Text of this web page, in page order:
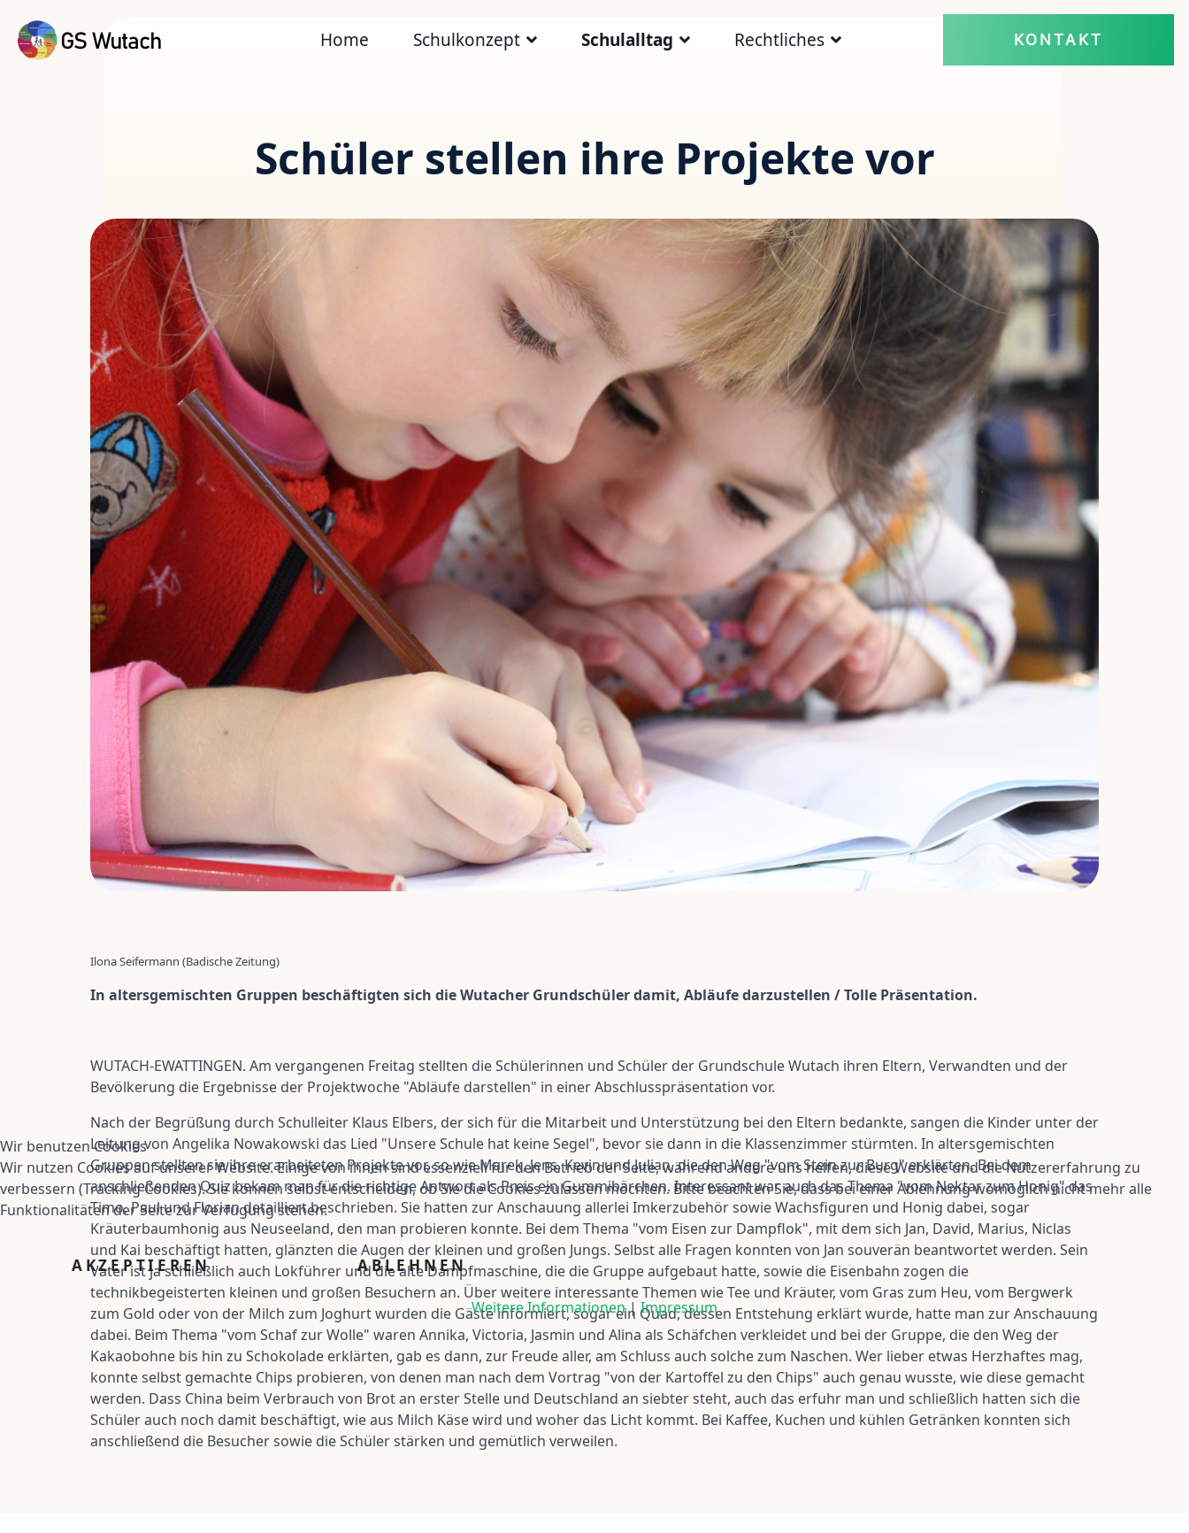
KONTAKT
Home Schulkonzept Schulalltag Rechtliches
Schüler stellen ihre Projekte vor
Ilona Seifermann (Badische Zeitung)
In altersgemischten Gruppen beschäftigten sich die Wutacher Grundschüler damit, Abläufe darzustellen / Tolle Präsentation.
WUTACH-EWATTINGEN. Am vergangenen Freitag stellten die Schülerinnen und Schüler der Grundschule Wutach ihren Eltern, Verwandten und der
Bevölkerung die Ergebnisse der Projektwoche "Abläufe darstellen" in einer Abschlusspräsentation vor.
Nach der Begrüßung durch Schulleiter Klaus Elbers, der sich für die Mitarbeit und Unterstützung bei den Eltern bedankte, sangen die Kinder unter der
Leitung von Angelika Nowakowski das Lied "Unsere Schule hat keine Segel", bevor sie dann in die Klassenzimmer stürmten. In altersgemischten
Gruppen stellten sie ihre erarbeiteten Projekte vor, so wie Marek, Jens, Kevin und Julian, die den Weg "vom Stein zur Burg" erklärten. Bei dem
anschließenden Quiz bekam man für die richtige Antwort als Preis ein Gummibärchen. Interessant war auch das Thema "vom Nektar zum Honig" das
Timo, Paul und Florian detailliert beschrieben. Sie hatten zur Anschauung allerlei Imkerzubehör sowie Wachsfiguren und Honig dabei, sogar
Kräuterbaumhonig aus Neuseeland, den man probieren konnte. Bei dem Thema "vom Eisen zur Dampflok", mit dem sich Jan, David, Marius, Niclas
und Kai beschäftigt hatten, glänzten die Augen der kleinen und großen Jungs. Selbst alle Fragen konnten von Jan souverän beantwortet werden. Sein
Vater ist ja schließlich auch Lokführer und die alte Dampfmaschine, die die Gruppe aufgebaut hatte, sowie die Eisenbahn zogen die
technikbegeisterten kleinen und großen Besuchern an. Über weitere interessante Themen wie Tee und Kräuter, vom Gras zum Heu, vom Bergwerk
zum Gold oder von der Milch zum Joghurt wurden die Gäste informiert, sogar ein Quad, dessen Entstehung erklärt wurde, hatte man zur Anschauung
dabei. Beim Thema "vom Schaf zur Wolle" waren Annika, Victoria, Jasmin und Alina als Schäfchen verkleidet und bei der Gruppe, die den Weg der
Kakaobohne bis hin zu Schokolade erklärten, gab es dann, zur Freude aller, am Schluss auch solche zum Naschen. Wer lieber etwas Herzhaftes mag,
konnte selbst gemachte Chips probieren, von denen man nach dem Vortrag "von der Kartoffel zu den Chips" auch genau wusste, wie diese gemacht
werden. Dass China beim Verbrauch von Brot an erster Stelle und Deutschland an siebter steht, auch das erfuhr man und schließlich hatten sich die
Schüler auch noch damit beschäftigt, wie aus Milch Käse wird und woher das Licht kommt. Bei Kaffee, Kuchen und kühlen Getränken konnten sich
anschließend die Besucher sowie die Schüler stärken und gemütlich verweilen.
Wir benutzen Cookies
Wir nutzen Cookies auf unserer Website. Einige von ihnen sind essenziell für den Betrieb der Seite, während andere uns helfen, diese Website und die Nutzererfahrung zu
verbessern (Tracking Cookies). Sie können selbst entscheiden, ob Sie die Cookies zulassen möchten. Bitte beachten Sie, dass bei einer Ablehnung womöglich nicht mehr alle
Funktionalitäten der Seite zur Verfügung stehen.
AKZEPTIEREN ABLEHNEN
Weitere Informationen| Impressum